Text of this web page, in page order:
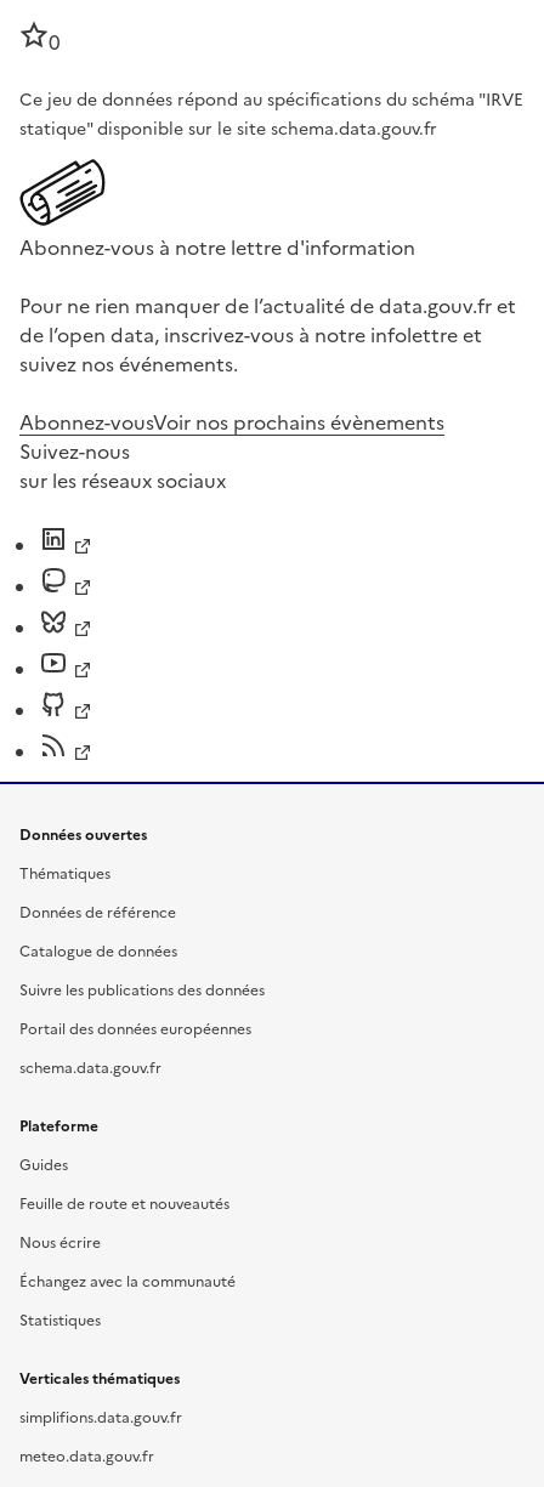
0
Ce jeu de données répond au spécifications du schéma "IRVE
statique" disponible sur le site schema.data.gouv.fr
Abonnez-vous à notre lettre d'information
Pour ne rien manquer de l’actualité de data.gouv.fr et
de l’open data, inscrivez-vous à notre infolettre et
suivez nos événements.
Abonnez-vousVoir nos prochains évènements
Suivez-nous
sur les réseaux sociaux
Données ouvertes
Thématiques
Données de référence
Catalogue de données
Suivre les publications des données
Portail des données européennes
schema.data.gouv.fr
Plateforme
Guides
Feuille de route et nouveautés
Nous écrire
Échangez avec la communauté
Statistiques
Verticales thématiques
simplifions.data.gouv.fr
meteo.data.gouv.fr